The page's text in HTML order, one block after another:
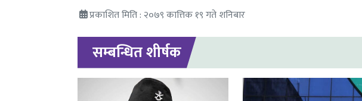
प्रकाशित मिति : २०७९ कात्तिक १९ गते शनिबार
सम्बन्धित शीर्षक